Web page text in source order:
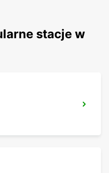
stacje w